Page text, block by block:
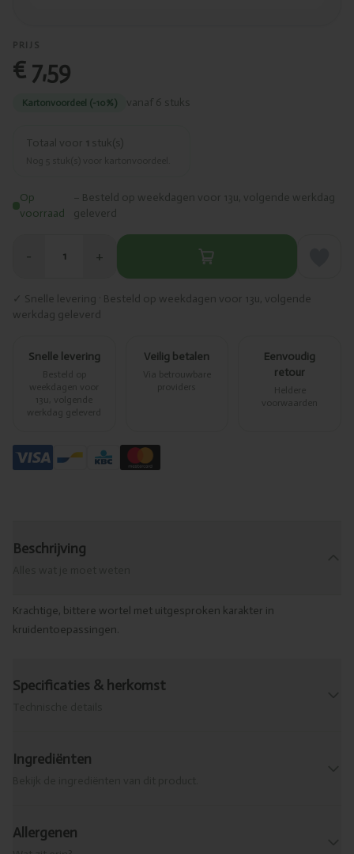
PRIJS
€ 7,59
Kartonvoordeel (-10%) vanaf 6 stuks
Totaal voor 1 stuk(s)
Op
voorraad
– Besteld op weekdagen voor 13u, volgende werkdag
geleverd
− 1 +
✓ Snelle levering · Besteld op weekdagen voor 13u, volgende
werkdag geleverd
Snelle levering
Besteld op
weekdagen voor
13u, volgende
werkdag geleverd
Veilig betalen
Via betrouwbare
providers
Eenvoudig
retour
Heldere
voorwaarden
Beschrijving
Krachtige, bittere wortel met uitgesproken karakter in
kruidentoepassingen.
Specificaties & herkomst
Ingrediënten
Allergenen